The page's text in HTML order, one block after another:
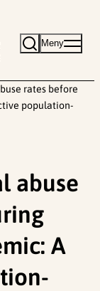
Meny
rates before
population-
abuse
A